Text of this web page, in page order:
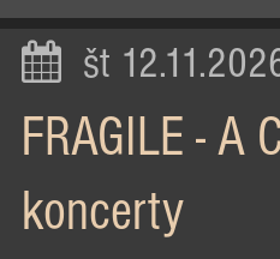
št
FRAGILE - A
koncerty